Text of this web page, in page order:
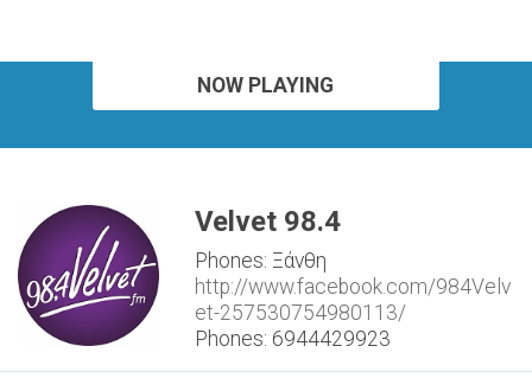
NOW PLAYING
Velvet 98.4
Phones: Ξάνθη
http://www.facebook.com/984Velv
et-257530754980113/
Phones: 6944429923